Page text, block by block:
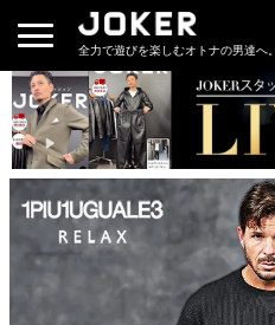
全力で遊びを楽しむオトナの男達へ。